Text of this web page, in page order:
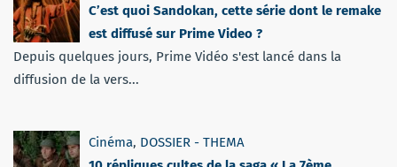
C’est quoi Sandokan, cette série dont le remake
est diffusé sur Prime Video ?
Depuis quelques jours, Prime Vidéo s'est lancé dans la
diffusion de la vers...
Cinéma, DOSSIER - THEMA